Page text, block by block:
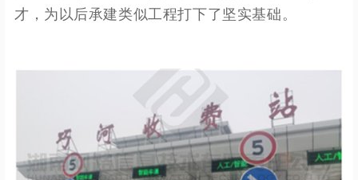
才，为以后承建类似工程打下了坚实基础。